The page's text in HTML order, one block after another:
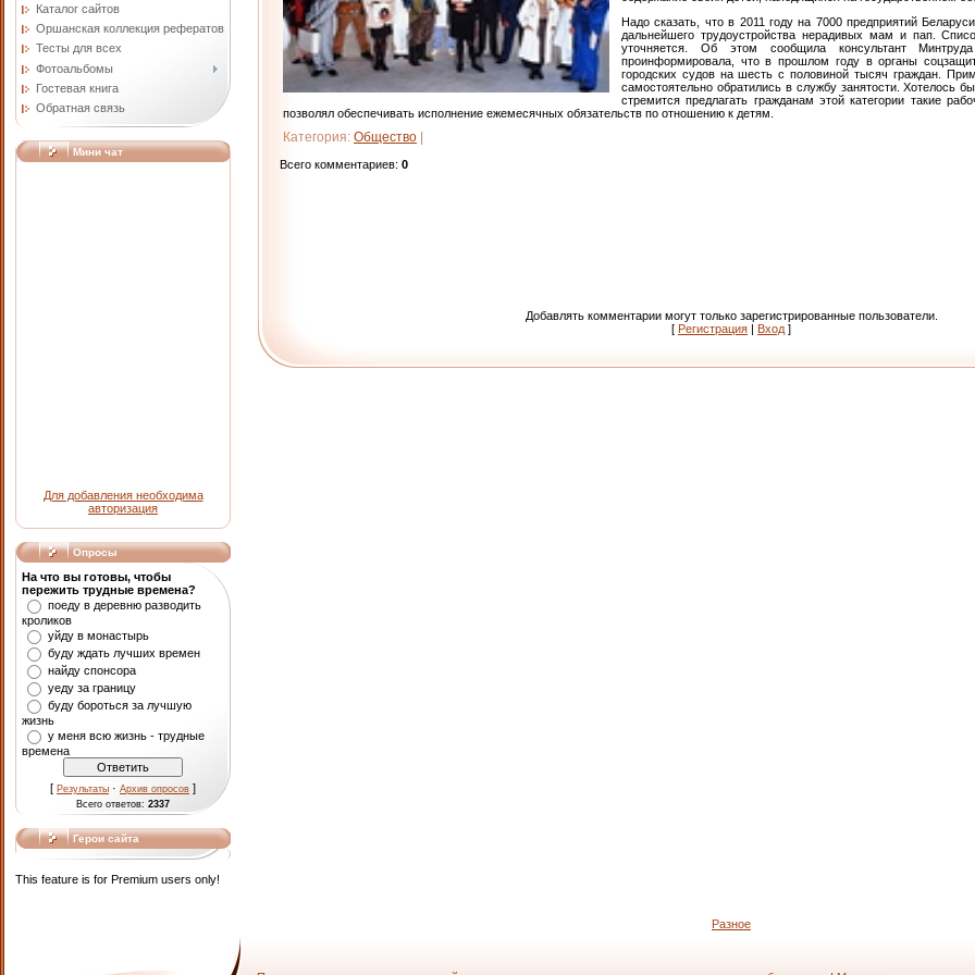
Каталог сайтов
Оршанская коллекция рефератов
Тесты для всех
Фотоальбомы
Гостевая книга
Обратная связь
Мини чат
Для добавления необходима
авторизация
Опросы
На что вы готовы, чтобы
пережить трудные времена?
поеду в деревню разводить
кроликов
уйду в монастырь
буду ждать лучших времен
найду спонсора
уеду за границу
буду бороться за лучшую
жизнь
у меня всю жизнь - трудные
времена
[ Результаты · Архив опросов ]
Всего ответов: 2337
Герои сайта
This feature is for Premium users only!
Надо сказать, что в 2011 году на 7000 предприятий
дальнейшего трудоустройства нерадивых мам и пап.
уточняется. Об этом сообщила консультант
проинформировала, что в прошлом году в органы
городских судов на шесть с половиной тысяч граждан.
самостоятельно обратились в службу занятости. Хотелось
стремится предлагать гражданам этой категории такие
позволял обеспечивать исполнение ежемесячных обязательств по отношению к детям.
Категория: Общество |
Всего комментариев: 0
Добавлять комментарии могут только зарегистрированные пользователи.
[ Регистрация | Вход ]
Разное